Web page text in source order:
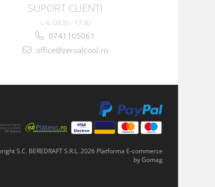
SUPORT CLIENTI
L-V, 09:30 - 17:30
0741105061
office@zeroalcool.ro
S.C. BEREDRAFT S.R.L. 2026 Platforma E-commerce
by Gomag